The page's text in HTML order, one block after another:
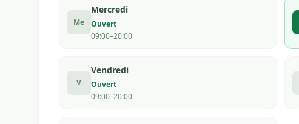
Me
Mercredi
Ouvert
09:00–20:00
V
Vendredi
Ouvert
09:00–20:00